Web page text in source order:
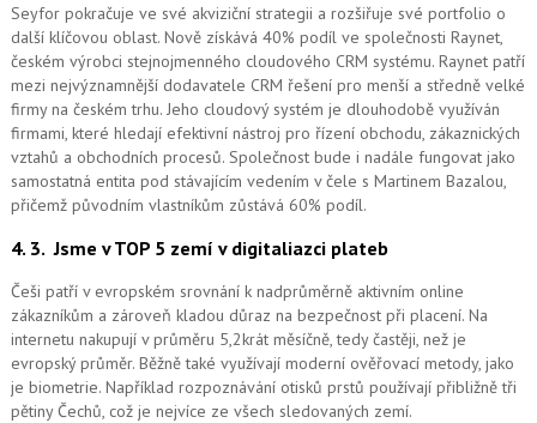
Seyfor pokračuje ve své akviziční strategii a rozšiřuje své portfolio o
další klíčovou oblast. Nově získává 40% podíl ve společnosti Raynet,
českém výrobci stejnojmenného cloudového CRM systému. Raynet patří
mezi nejvýznamnější dodavatele CRM řešení pro menší a středně velké
firmy na českém trhu. Jeho cloudový systém je dlouhodobě využíván
firmami, které hledají efektivní nástroj pro řízení obchodu, zákaznických
vztahů a obchodních procesů. Společnost bude i nadále fungovat jako
samostatná entita pod stávajícím vedením v čele s Martinem Bazalou,
přičemž původním vlastníkům zůstává 60% podíl.
4. 3.Jsme v TOP 5 zemí v digitaliazci plateb
Češi patří v evropském srovnání k nadprůměrně aktivním online
zákazníkům a zároveň kladou důraz na bezpečnost při placení. Na
internetu nakupují v průměru 5,2krát měsíčně, tedy častěji, než je
evropský průměr. Běžně také využívají moderní ověřovací metody, jako
je biometrie. Například rozpoznávání otisků prstů používají přibližně tři
pětiny Čechů, což je nejvíce ze všech sledovaných zemí.